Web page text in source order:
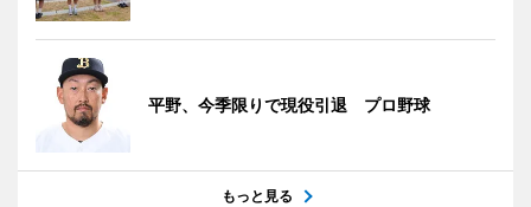
平野、今季限りで現役引退 プロ野球
もっと見る